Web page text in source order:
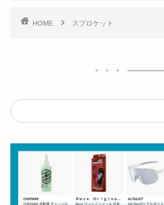
HOME スプロケット